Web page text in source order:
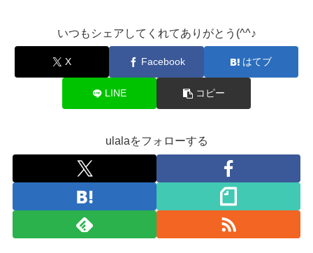
いつもシェアしてくれてありがとう(^^♪
X Facebook はてブ
LINE コピー
ulalaをフォローする